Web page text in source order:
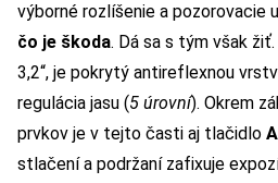
výborné rozlíšenie a pozorovacie
čo je škoda. Dá sa s tým však
3,2“, je pokrytý antireflexnou
regulácia jasu (5 úrovní). Okrem
prvkov je v tejto časti aj tlačidlo
stlačení a podržaní zafixuje